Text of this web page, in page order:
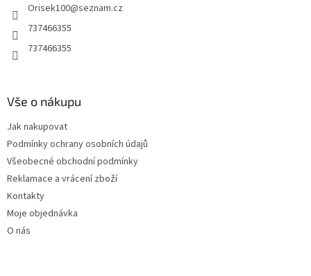
Orisek100@seznam.cz
737466355
737466355
Vše o nákupu
Jak nakupovat
Podmínky ochrany osobních údajů
Všeobecné obchodní podmínky
Reklamace a vrácení zboží
Kontakty
Moje objednávka
O nás